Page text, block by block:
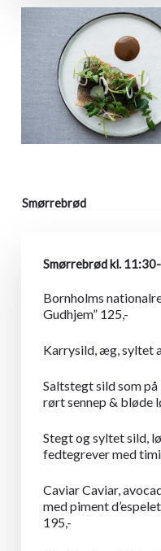
Smørrebrød
Smørrebrød kl.
Bornholms
Gudhjem” 125,-
Karrysild, æg, syltet
Saltstegt sild som
rørt sennep & bløde
Stegt og syltet sild,
fedtegrever med
Caviar Caviar,
med piment
195,-